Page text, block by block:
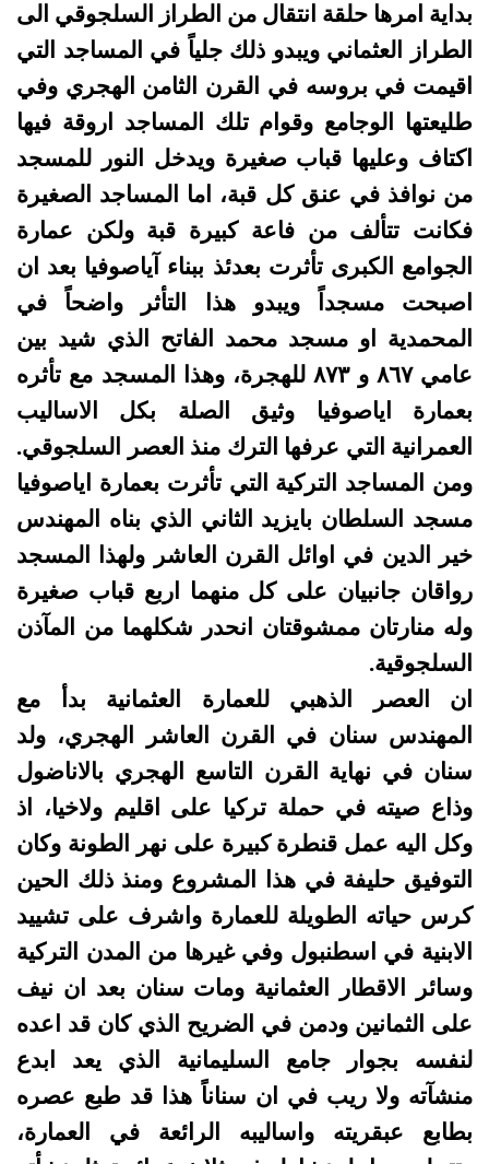
بداية امرها حلقة انتقال من الطراز السلجوقي الى
الطراز العثماني ويبدو ذلك جلياً في المساجد التي
اقيمت في بروسه في القرن الثامن الهجري وفي
طليعتها الوجامع وقوام تلك المساجد اروقة فيها
اكتاف وعليها قباب صغيرة ويدخل النور للمسجد
من نوافذ في عنق كل قبة، اما المساجد الصغيرة
فكانت تتألف من فاعة كبيرة قبة ولكن عمارة
الجوامع الكبرى تأثرت بعدئذ ببناء آياصوفيا بعد ان
اصبحت مسجداً ويبدو هذا التأثر واضحاً في
المحمدية او مسجد محمد الفاتح الذي شيد بين
عامي ۸٦۷ و ۸۷۳ للهجرة، وهذا المسجد مع تأثره
بعمارة اياصوفيا وثيق الصلة بكل الاساليب
العمرانية التي عرفها الترك منذ العصر السلجوقي.
ومن المساجد التركية التي تأثرت بعمارة اياصوفيا
مسجد السلطان بايزيد الثاني الذي بناه المهندس
خير الدين في اوائل القرن العاشر ولهذا المسجد
رواقان جانبيان على كل منهما اربع قباب صغيرة
وله منارتان ممشوقتان انحدر شكلهما من المآذن
السلجوقية.
ان العصر الذهبي للعمارة العثمانية بدأ مع
المهندس سنان في القرن العاشر الهجري، ولد
سنان في نهاية القرن التاسع الهجري بالاناضول
وذاع صيته في حملة تركيا على اقليم ولاخيا، اذ
وكل اليه عمل قنطرة كبيرة على نهر الطونة وكان
التوفيق حليفة في هذا المشروع ومنذ ذلك الحين
كرس حياته الطويلة للعمارة واشرف على تشييد
الابنية في اسطنبول وفي غيرها من المدن التركية
وسائر الاقطار العثمانية ومات سنان بعد ان نيف
على الثمانين ودمن في الضريح الذي كان قد اعده
لنفسه بجوار جامع السليمانية الذي يعد ابدع
منشآته ولا ريب في ان سناناً هذا قد طبع عصره
بطابع عبقريته واساليبه الرائعة في العمارة،